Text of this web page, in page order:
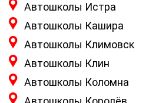
Автошколы Истра
Автошколы Кашира
Автошколы Климовск
Автошколы Клин
Автошколы Коломна